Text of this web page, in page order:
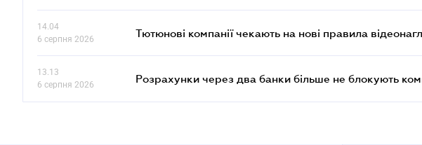
14.04
6 серпня 2026
Тютюнові компанії чекають на нові правила
13.13
6 серпня 2026
Розрахунки через два банки більше не блокують